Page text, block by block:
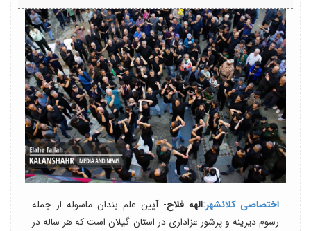
اختصاصی کلانشهر:الهه فلاح- آیین علم بندان ماسوله از جمله
رسوم دیرینه و پرشور عزاداری در استان گیلان است که هر ساله در